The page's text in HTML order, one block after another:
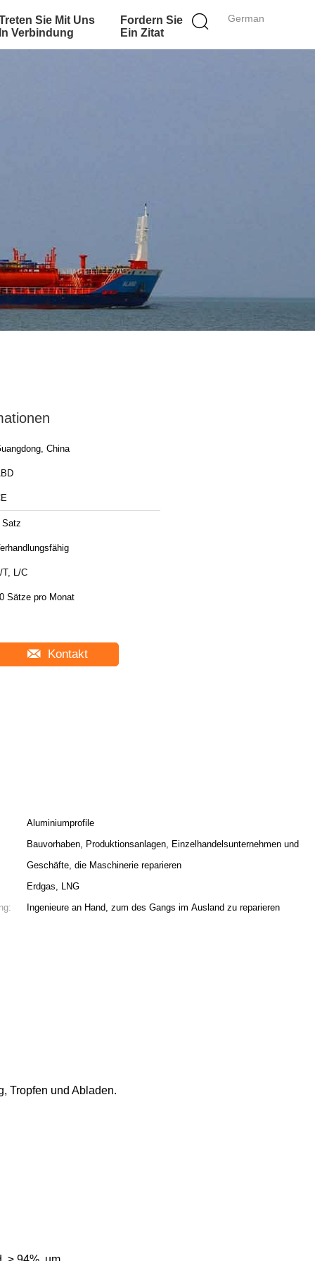
German
Sie Mit Uns
Verbindung
Fordern Sie
Ein Zitat
China
Satz
T, L/C
Sätze pro Monat
Kontakt
Aluminiumprofile
Bauvorhaben, Produktionsanlagen, Einzelhandelsunternehmen und
Geschäfte, die Maschinerie reparieren
Erdgas, LNG
Ingenieure an Hand, zum des Gangs im Ausland zu reparieren
Tropfen und Abladen.